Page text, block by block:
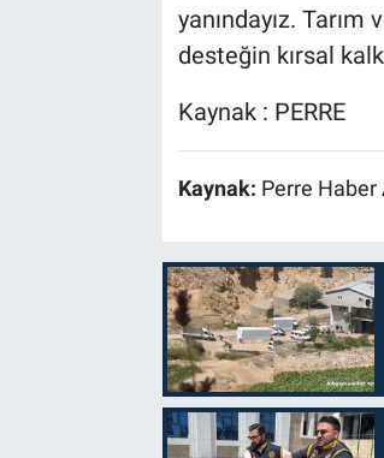
yanındayız.
desteğin kırsal
Kaynak : PERRE
Kaynak: Perre Haber